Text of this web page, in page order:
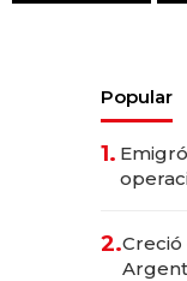
Popular
1.
2.